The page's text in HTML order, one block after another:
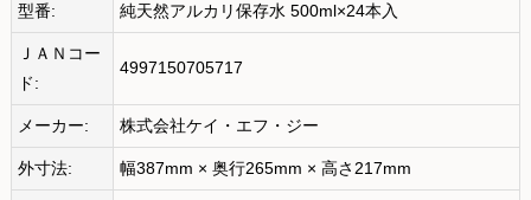
型番: 純天然アルカリ保存水 500ml×24本入
ＪＡＮコー
ド:
4997150705717
メーカー: 株式会社ケイ・エフ・ジー
外寸法: 幅387mm × 奥行265mm × 高さ217mm